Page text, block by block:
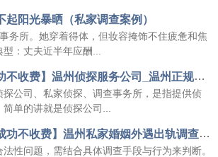
择痛击!对方要是在婚内出轨了你能怎么办？
起阳光暴晒（私家调查案例）
务所。她穿着得体，但妆容掩饰不住疲惫和焦
：丈夫近半年应酬...
温州侦探社【不成功不收费】温州侦探服务公司_温州正规的侦探哪里...
公司、私家侦探、调查事务所，是指提供侦
单的讲就是侦探公司...
温州私家调查【不成功不收费】温州私家婚姻外遇出轨调查取证公司
性问题，需结合具体调查手段与行为来判断。